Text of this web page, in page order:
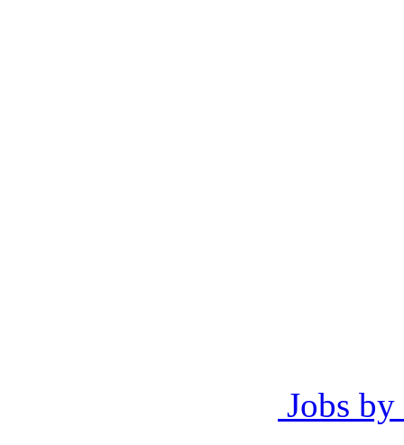
Jobs by